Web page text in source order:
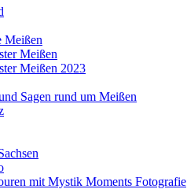
Meißen
Meißen
Meißen 2023
Sagen rund um Meißen
mit Mystik Moments Fotografie